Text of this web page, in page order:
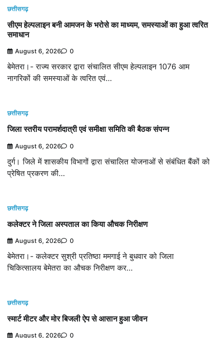
छत्तीसगढ़
सीएम हेल्पलाइन बनी आमजन के भरोसे का माध्यम, समस्याओं का हुआ त्वरित
समाधान
August 6, 2026 0
बेमेतरा।- राज्य सरकार द्वारा संचालित सीएम हेल्पलाइन 1076 आम
नागरिकों की समस्याओं के त्वरित एवं…
छत्तीसगढ़
जिला स्तरीय परामर्शदात्री एवं समीक्षा समिति की बैठक संपन्न
August 6, 2026 0
दुर्ग। जिले में शासकीय विभागों द्वारा संचालित योजनाओं से संबंधित बैंकों को
प्रेषित प्रकरण की…
छत्तीसगढ़
कलेक्टर ने जिला अस्पताल का किया औचक निरीक्षण
August 6, 2026 0
बेमेतरा।- कलेक्टर सुश्री प्रतिष्ठा ममगाई ने बुधवार को जिला
चिकित्सालय बेमेतरा का औचक निरीक्षण कर…
छत्तीसगढ़
स्मार्ट मीटर और मोर बिजली ऐप से आसान हुआ जीवन
August 6, 2026 0